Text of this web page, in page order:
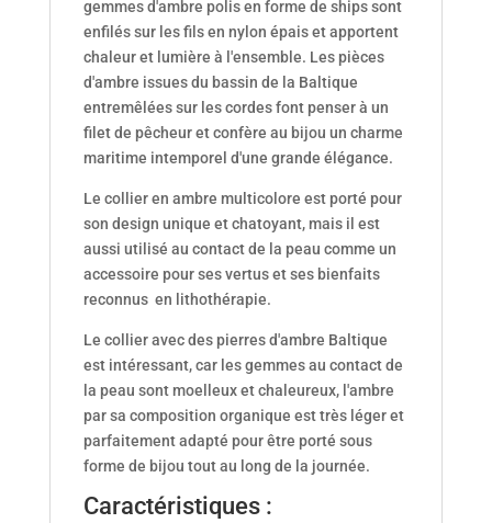
gemmes d'ambre polis en forme de ships sont
enfilés sur les fils en nylon épais et apportent
chaleur et lumière à l'ensemble. Les pièces
d'ambre issues du bassin de la Baltique
entremêlées sur les cordes font penser à un
filet de pêcheur et confère au bijou un charme
maritime intemporel d'une grande élégance.
Le collier en ambre multicolore est porté pour
son design unique et chatoyant, mais il est
aussi utilisé au contact de la peau comme un
accessoire pour ses vertus et ses bienfaits
reconnus en lithothérapie.
Le collier avec des pierres d'ambre Baltique
est intéressant, car les gemmes au contact de
la peau sont moelleux et chaleureux, l'ambre
par sa composition organique est très léger et
parfaitement adapté pour être porté sous
forme de bijou tout au long de la journée.
Caractéristiques :